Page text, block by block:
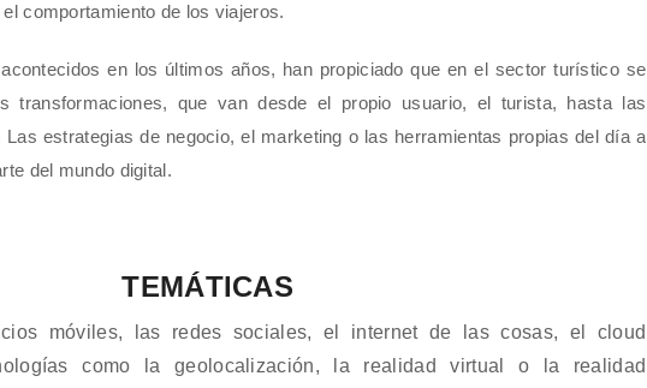
comportamiento de los viajeros.
en los últimos años, han propiciado que en el sector turístico se
transformaciones, que van desde el propio usuario, el turista, hasta las
Las estrategias de negocio, el marketing o las herramientas propias del día a
del mundo digital.
TEMÁTICAS
móviles, las redes sociales, el internet de las cosas, el cloud
como la geolocalización, la realidad virtual o la realidad